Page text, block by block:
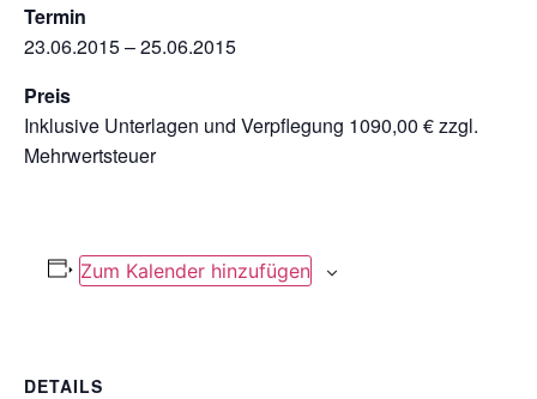
Termin
23.06.2015 – 25.06.2015
Preis
Inklusive Unterlagen und Verpflegung 1090,00 € zzgl.
Mehrwertsteuer
Zum Kalender hinzufügen
DETAILS